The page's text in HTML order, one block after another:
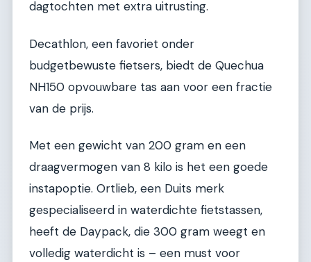
dagtochten met extra uitrusting.
Decathlon, een favoriet onder
budgetbewuste fietsers, biedt de Quechua
NH150 opvouwbare tas aan voor een fractie
van de prijs.
Met een gewicht van 200 gram en een
draagvermogen van 8 kilo is het een goede
instapoptie. Ortlieb, een Duits merk
gespecialiseerd in waterdichte fietstassen,
heeft de Daypack, die 300 gram weegt en
volledig waterdicht is – een must voor